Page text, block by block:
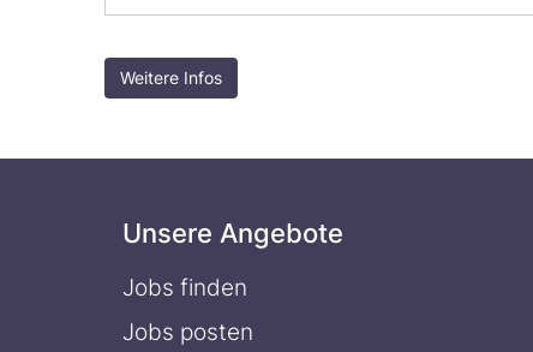
Weitere Infos
Unsere Angebote
Jobs finden
Jobs posten